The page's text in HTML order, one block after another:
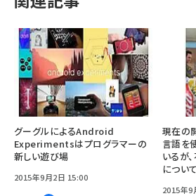
グーグルによるAndroid
Experimentsはプログラマーの
新しい遊び場
2015年9月2日 15:00
現在の
言語を
いるが
につい
2015年9